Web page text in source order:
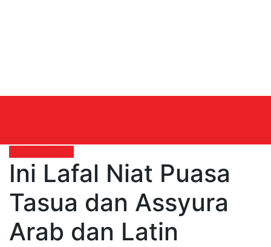
Ini Lafal Niat Puasa
Tasua dan Assyura
Arab dan Latin